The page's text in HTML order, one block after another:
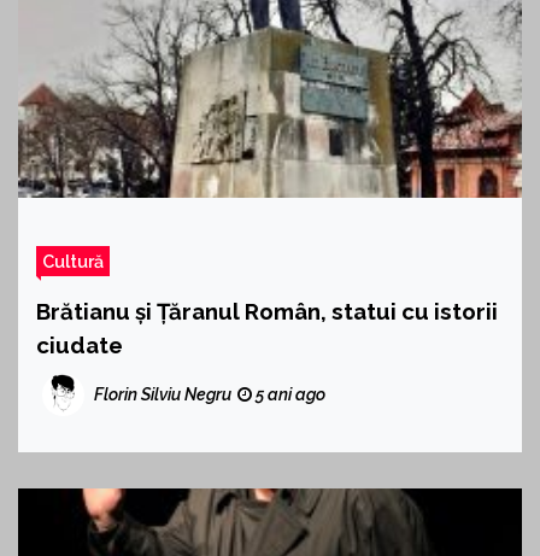
Cultură
Brătianu și Țăranul Român, statui cu istorii
ciudate
Florin Silviu Negru 5 ani ago